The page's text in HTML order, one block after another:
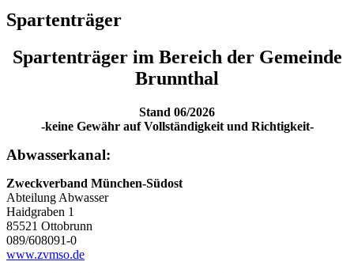
Spartenträger
Spartenträger im Bereich der Gemeinde
Brunnthal
Stand 06/2026
-keine Gewähr auf Vollständigkeit und Richtigkeit-
Abwasserkanal:
Zweckverband München-Südost
Abteilung Abwasser
Haidgraben 1
85521 Ottobrunn
089/608091-0
www.zvmso.de